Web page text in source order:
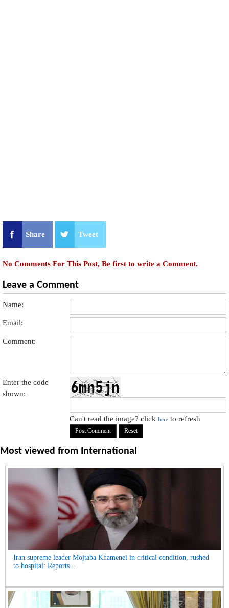
Share Tweet
No Comments For This Post, Be first to write a Comment.
Leave a Comment
Name:
Email:
Comment:
Enter the code
shown:
Can't read the image? clickhere to refresh
Most viewed from International
Iran supreme leader Mojtaba Khamenei in critical condition, rushed
to hospital: Reports...